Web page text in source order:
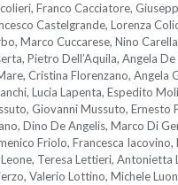
Franco Cacciatore,
Castelgrande, Lorenza
Marco Cuccarese, Nino
Pietro Dell’Aquila, Angela De
Cristina Florenzano, Angela
Lucia Lapenta, Espedito
Giovanni Mussuto, Ernesto
Dino De Angelis, Marco Di
Friolo, Francesca Iacovino,
Teresa Lettieri, Antonietta
Valerio Lottino, Michele